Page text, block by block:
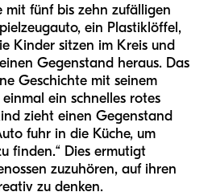
mit fünf bis zehn zufälligen
ein Plastiklöffel,
Kinder sitzen im Kreis und
Gegenstand heraus. Das
Geschichte mit seinem
ein schnelles rotes
zieht einen Gegenstand
fuhr in die Küche, um
finden.“ Dies ermutigt
zuzuhören, auf ihren
zu denken.